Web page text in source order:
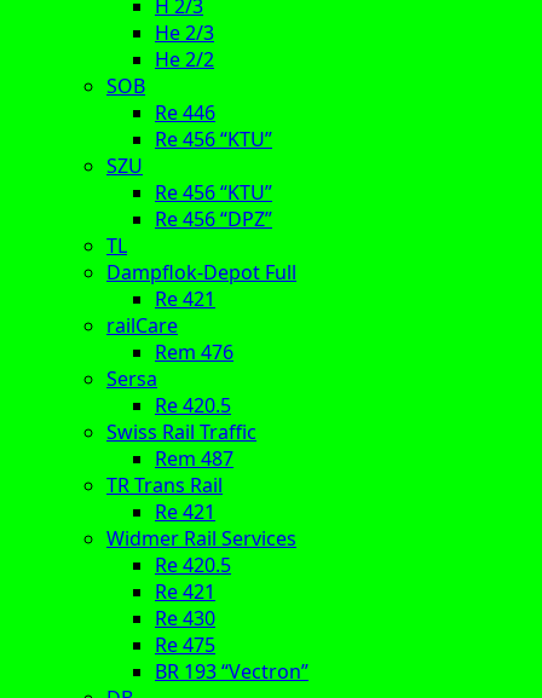
H 2/3
He 2/3
He 2/2
SOB
Re 446
Re 456 “KTU”
SZU
Re 456 “KTU”
Re 456 “DPZ”
TL
Dampflok-Depot Full
Re 421
railCare
Rem 476
Sersa
Re 420.5
Swiss Rail Traffic
Rem 487
TR Trans Rail
Re 421
Widmer Rail Services
Re 420.5
Re 421
Re 430
Re 475
BR 193 “Vectron”